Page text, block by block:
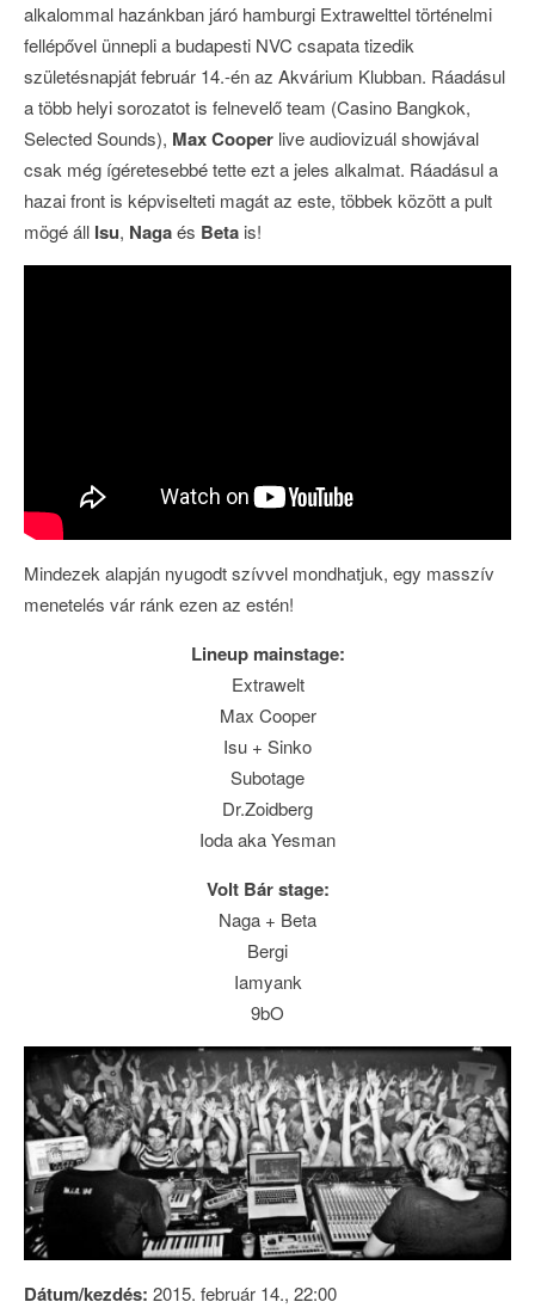
alkalommal hazánkban járó hamburgi Extrawelttel történelmi
fellépővel ünnepli a budapesti NVC csapata tizedik
születésnapját február 14.-én az Akvárium Klubban. Ráadásul
a több helyi sorozatot is felnevelő team (Casino Bangkok,
Selected Sounds), Max Cooper live audiovizuál showjával
csak még ígéretesebbé tette ezt a jeles alkalmat. Ráadásul a
hazai front is képviselteti magát az este, többek között a pult
mögé áll Isu, Nagaés Beta is!
Mindezek alapján nyugodt szívvel mondhatjuk, egy masszív
menetelés vár ránk ezen az estén!
Lineup mainstage:
Extrawelt
Max Cooper
Isu + Sinko
Subotage
Dr.Zoidberg
Ioda aka Yesman
Volt Bár stage:
Naga + Beta
Bergi
Iamyank
9bO
Dátum/kezdés: 2015. február 14., 22:00